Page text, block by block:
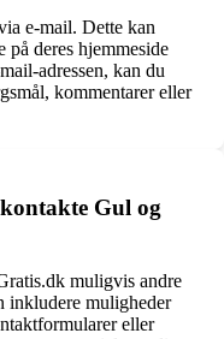
e-mail. Dette kan
på deres hjemmeside
adressen, kan du
kommentarer eller
Gul og
muligvis andre
inkludere muligheder
eller